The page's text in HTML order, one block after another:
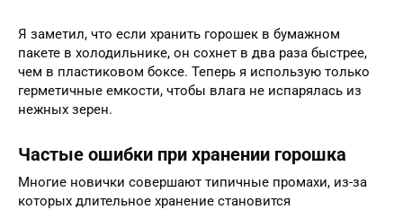
Я заметил, что если хранить горошек в бумажном
пакете в холодильнике, он сохнет в два раза быстрее,
чем в пластиковом боксе. Теперь я использую только
герметичные емкости, чтобы влага не испарялась из
нежных зерен.
Частые ошибки при хранении горошка
Многие новички совершают типичные промахи, из-за
которых длительное хранение становится